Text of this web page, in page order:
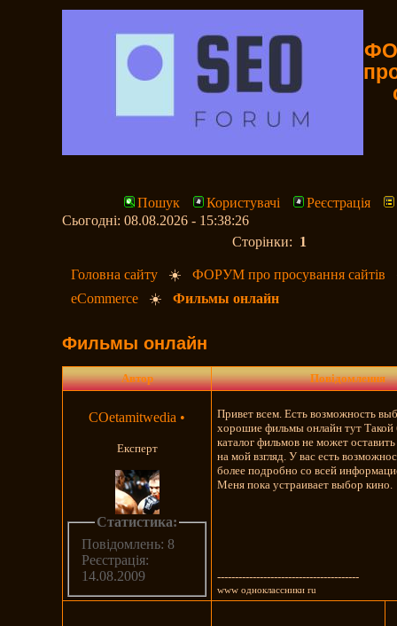
Пошук Користувачі
Реєстрація
Сьогодні: 08.08.2026 - 15:38:26
Сторінки: 1
Головна сайту ☀️ФОРУМ про просування сайтів
eCommerce
☀️Фильмы онлайн
Фильмы онлайн
Автор Повідомлення
COetamitwedia •
Експерт
Статистика:
Повідомлень: 8
Реєстрація:
14.08.2009
Привет всем. Есть возможность
хорошие фильмы онлайн тут
каталог фильмов не может
на мой взгляд. У вас есть
более подробно со всей
Меня пока устраивает выбор кино.
----------------------------------------
www одноклассники ru